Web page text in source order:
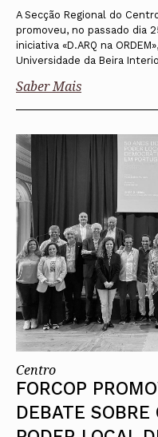
A Secção Regional do
promoveu, no passado dia
iniciativa «D.ARQ na
Universidade da Beira
Saber Mais
Centro
FORCOP
DEBATE